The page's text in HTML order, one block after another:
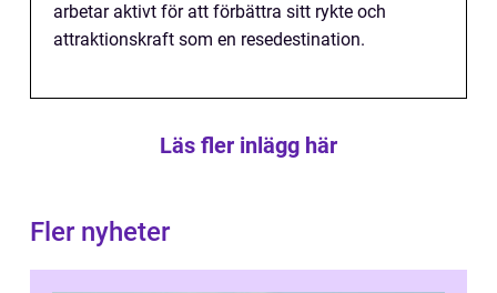
arbetar aktivt för att förbättra sitt rykte och
attraktionskraft som en resedestination.
Läs fler inlägg här
Fler nyheter